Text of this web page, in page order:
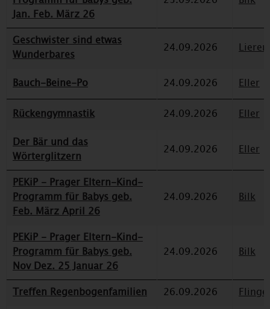
Jan. Feb. März 26
Geschwister sind etwas
Wunderbares
24.09.2026
Bauch-Beine-Po 24.09.2026 Eller
Rückengymnastik 24.09.2026
Eller
Der Bär und das
Wörterglitzern
24.09.2026 Eller
PEKiP - Prager Eltern-Kind-
Programm für Babys geb.
Feb. März April 26
24.09.2026 Bilk
PEKiP - Prager Eltern-Kind-
Programm für Babys geb.
Nov Dez. 25 Januar 26
24.09.2026 Bilk
Treffen Regenbogenfamilien 26.09.2026